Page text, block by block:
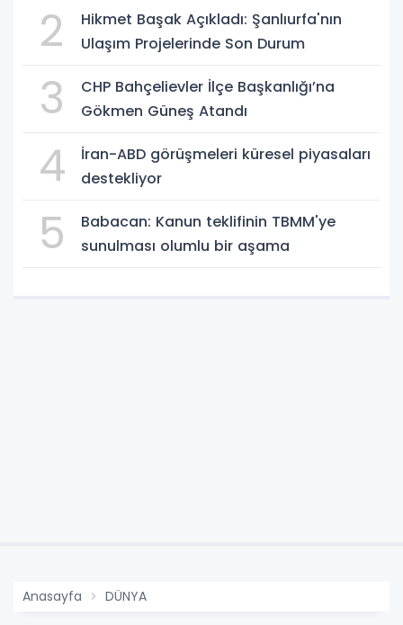
2
Hikmet Başak Açıkladı: Şanlıurfa'nın
Ulaşım Projelerinde Son Durum
3
CHP Bahçelievler İlçe Başkanlığı’na
Gökmen Güneş Atandı
4
İran-ABD görüşmeleri küresel piyasaları
destekliyor
5
Babacan: Kanun teklifinin TBMM'ye
sunulması olumlu bir aşama
Anasayfa DÜNYA